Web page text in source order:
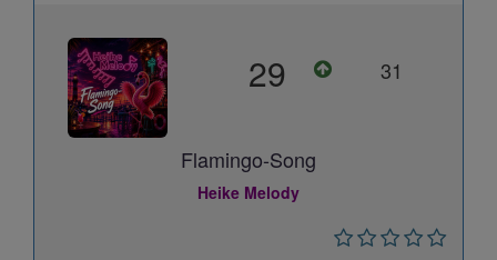
29 31
Flamingo-Song
Heike Melody